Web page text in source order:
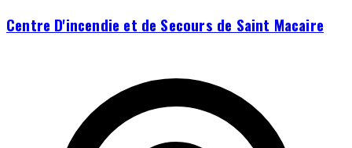
Centre D'incendie et de Secours de Saint Macaire